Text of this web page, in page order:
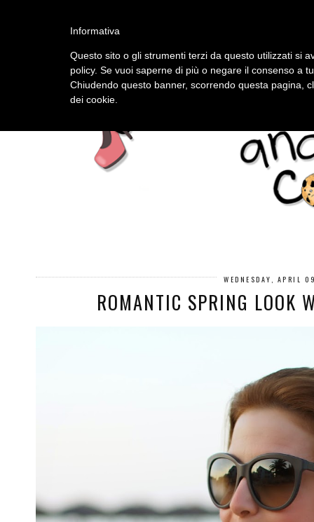
WEDNESDAY, APRIL
ROMANTIC SPRING LOOK
Informativa
Questo sito o gli strumenti terzi da questo utilizzati si
policy. Se vuoi saperne di più o negare il consenso a
Chiudendo questo banner, scorrendo questa pagina,
dei cookie.